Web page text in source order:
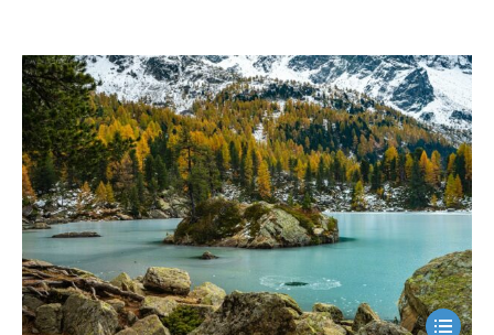
Die
Optionen
können
auf
der
gewählt
werden
Dieses